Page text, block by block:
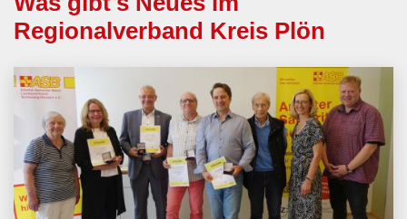
Regionalverband Kreis Plön